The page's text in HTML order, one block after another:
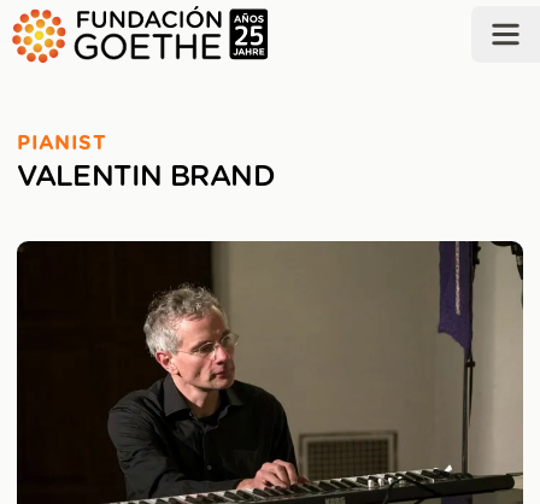
ZUM HAUPTINHALT SPRINGEN
PIANIST
VALENTIN BRAND